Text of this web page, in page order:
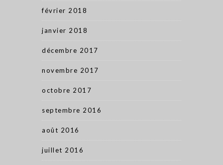
février 2018
janvier 2018
décembre 2017
novembre 2017
octobre 2017
septembre 2016
août 2016
juillet 2016